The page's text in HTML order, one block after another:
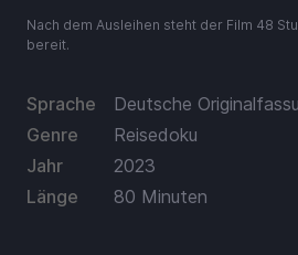
Nach dem Ausleihen steht der Film 48
bereit.
Sprache
Deutsche
Genre
Reisedoku
Jahr
2023
Länge
80 Minuten